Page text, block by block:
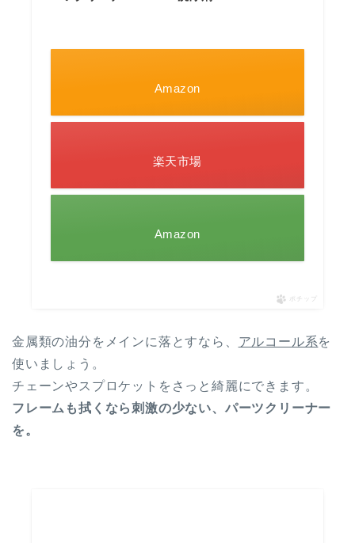
Amazon
楽天市場
Amazon
ポチップ
金属類の油分をメインに落とすなら、 アルコール系を
使いましょう。
チェーンやスプロケットをさっと綺麗にできます。
フレームも拭くなら刺激の少ない、パーツクリーナー
を。